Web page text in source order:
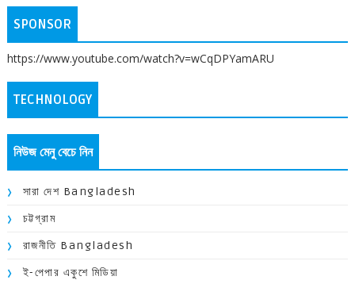
SPONSOR
https://www.youtube.com/watch?v=wCqDPYamARU
TECHNOLOGY
নিউজ মেনু বেচে নিন
সারা দেশ Bangladesh
চট্টগ্রাম
রাজনীতি Bangladesh
ই-পেপার একুশে মিডিয়া